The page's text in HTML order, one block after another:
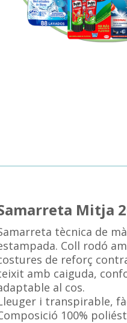
Mitja
tècnica de
Coll rodó
de reforç
amb caiguda,
al cos.
i transpirable,
100%